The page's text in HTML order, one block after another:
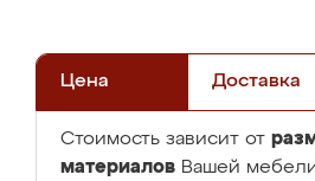
Цена Доставка
Стоимость зависит от
материалов Вашей